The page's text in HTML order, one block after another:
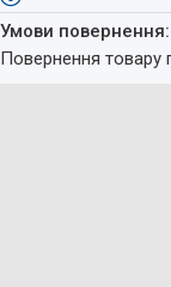
повернення